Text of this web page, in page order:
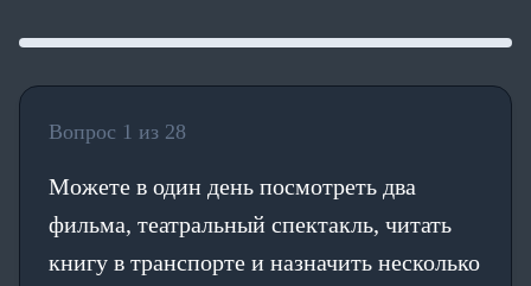
Вопрос 1 из 28
Можете в один день посмотреть два
фильма, театральный спектакль, читать
книгу в транспорте и назначить несколько